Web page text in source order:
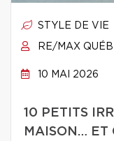
STYLE DE VIE
RE/MAX
10 MAI 2026
10 PETITS
MAISON… ET